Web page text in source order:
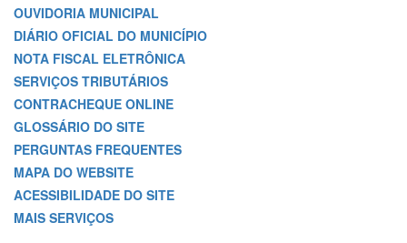
OUVIDORIA MUNICIPAL
DIÁRIO OFICIAL DO MUNICÍPIO
NOTA FISCAL ELETRÔNICA
SERVIÇOS TRIBUTÁRIOS
CONTRACHEQUE ONLINE
GLOSSÁRIO DO SITE
PERGUNTAS FREQUENTES
MAPA DO WEBSITE
ACESSIBILIDADE DO SITE
MAIS SERVIÇOS